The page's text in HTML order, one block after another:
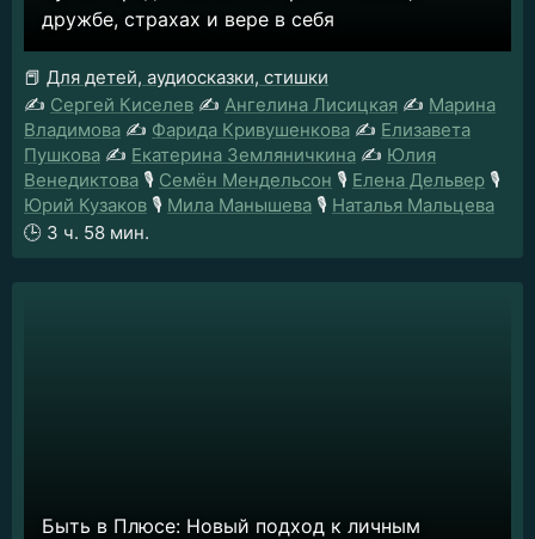
дружбе, страхах и вере в себя
📕 Для детей, аудиосказки, стишки
✍️ Сергей Киселев ✍️ Ангелина Лисицкая ✍️ Марина
Владимова ✍️ Фарида Кривушенкова ✍️ Елизавета
Пушкова ✍️ Екатерина Земляничкина ✍️ Юлия
Венедиктова 🎙️ Семён Мендельсон 🎙️ Елена Дельвер 🎙️
Юрий Кузаков 🎙️ Мила Манышева 🎙️ Наталья Мальцева
🕒 3 ч. 58 мин.
Быть в Плюсе: Новый подход к личным